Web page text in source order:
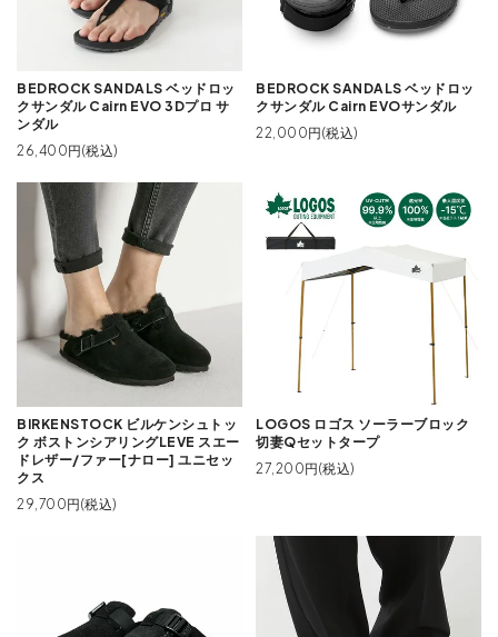
BEDROCK SANDALS ベッドロッ
クサンダル Cairn EVO 3Dプロ サ
ンダル
26,400円(税込)
BEDROCK SANDALS ベッドロッ
クサンダル Cairn EVOサンダル
22,000円(税込)
BIRKENSTOCK ビルケンシュトッ
ク ボストンシアリングLEVE スエー
ドレザー/ファー[ナロー] ユニセッ
クス
29,700円(税込)
LOGOS ロゴス ソーラーブロック
切妻Qセットタープ
27,200円(税込)